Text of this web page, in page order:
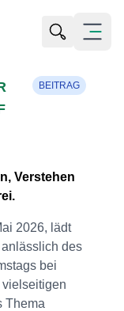
Suche
Menü
BEITRAG
Verstehen
2026, lädt
des
bei
Thema